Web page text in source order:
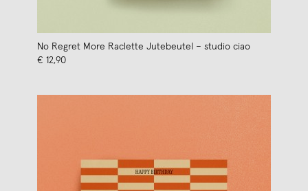
No Regret More Raclette Jutebeutel – studio ciao
€ 12,90